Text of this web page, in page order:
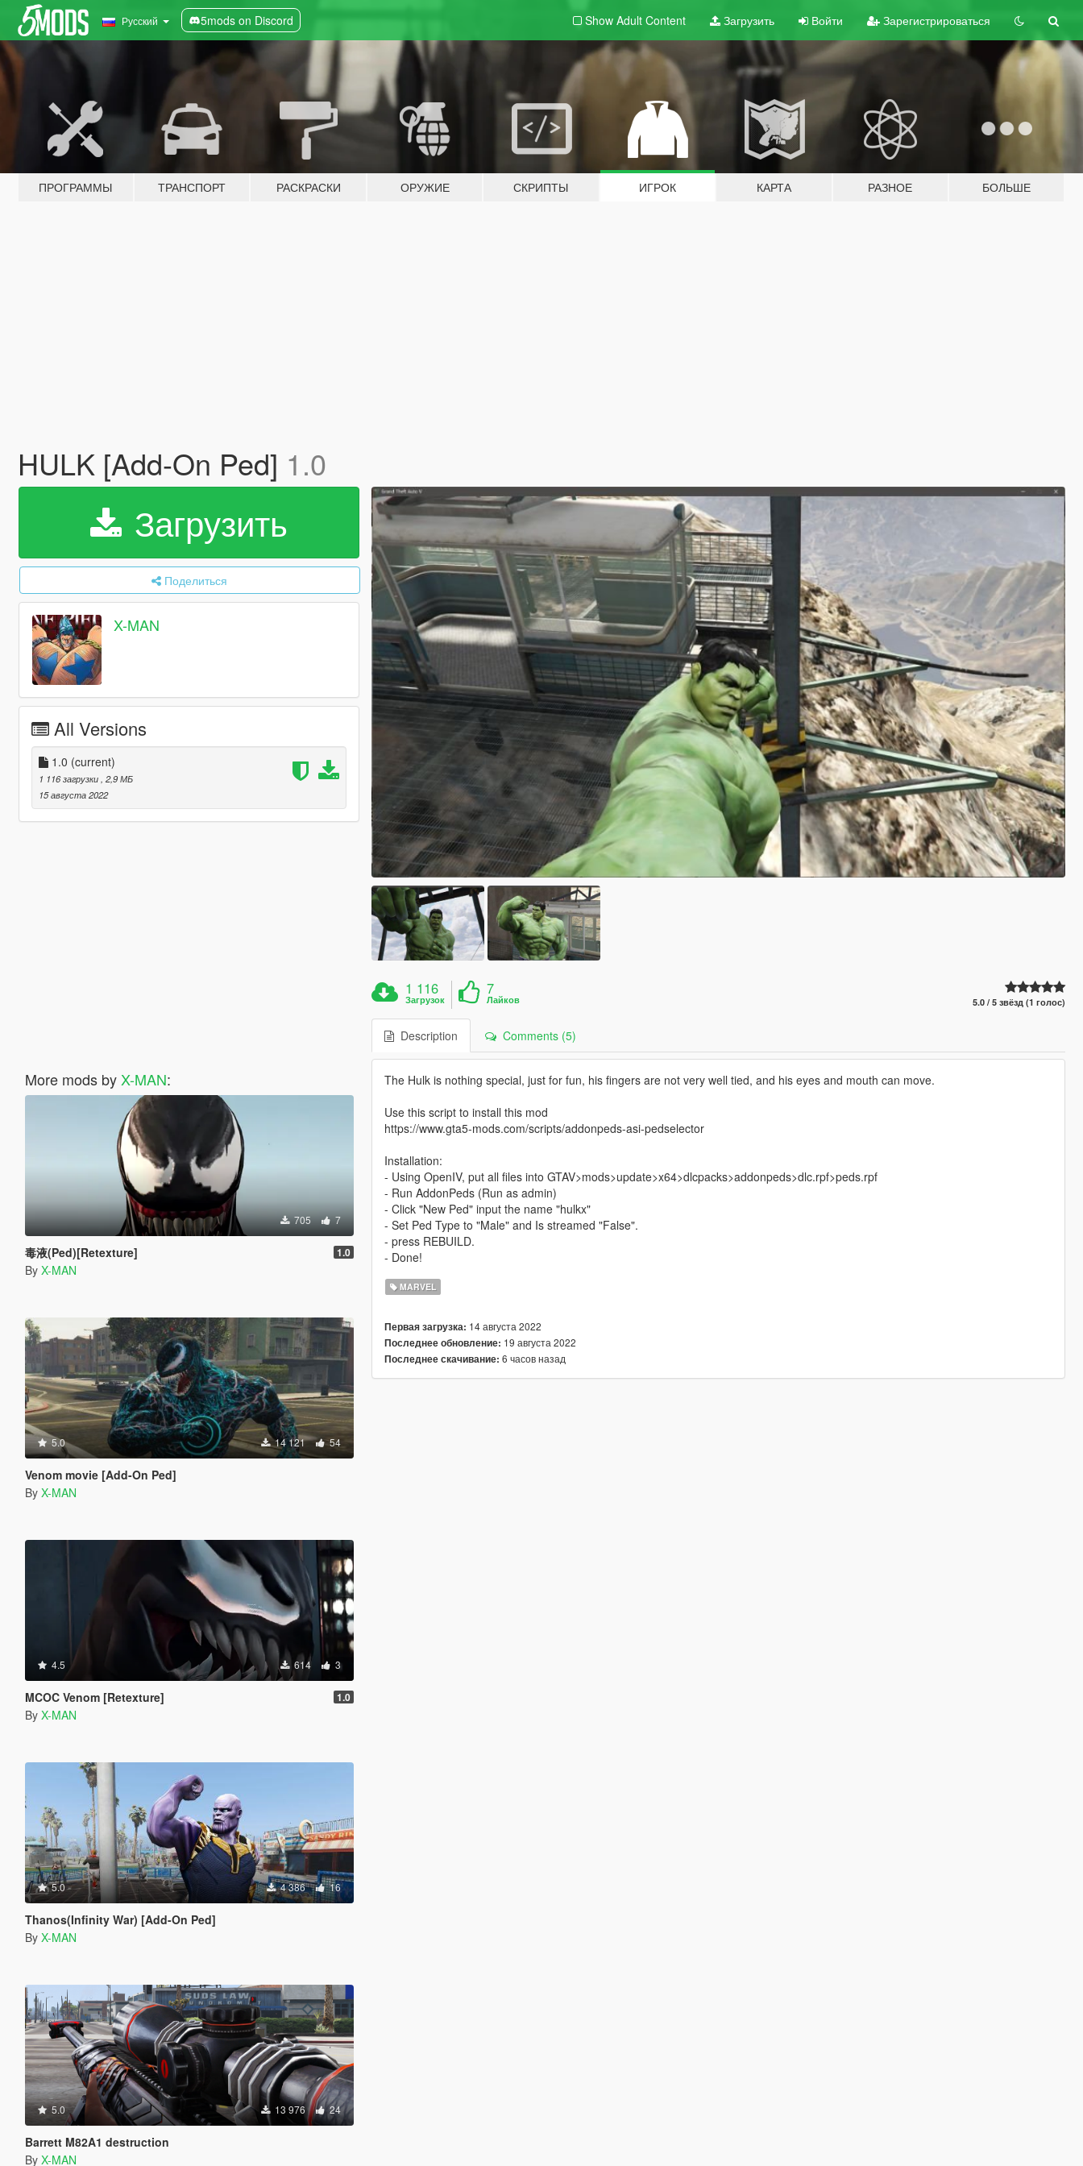
Русский 5mods on Discord Show Adult Content Загрузить Войти Зарегистрироваться
ПРОГРАММЫ ТРАНСПОРТ РАСКРАСКИ ОРУЖИЕ СКРИПТЫ ИГРОК КАРТА РАЗНОЕ БОЛЬШЕ
HULK [Add-On Ped] 1.0
Загрузить
Поделиться
X-MAN
All Versions
1.0 (current)
1 116 загрузки , 2,9 МБ
15 августа 2022
More mods by X-MAN:
705 7
毒液(Ped)[Retexture] 1.0
By X-MAN
5.0 14 121 54
Venom movie [Add-On Ped]
By X-MAN
4.5 614 3
MCOC Venom [Retexture] 1.0
By X-MAN
5.0 4 386 16
Thanos(Infinity War) [Add-On Ped]
By X-MAN
5.0 13 976 24
Barrett M82A1 destruction
By X-MAN
1 116
Загрузок
7
Лайков 5.0 / 5 звёзд (1 голос)
Description Comments (5)
The Hulk is nothing special, just for fun, his fingers are not very well tied, and his eyes and mouth can move.
Use this script to install this mod
https://www.gta5-mods.com/scripts/addonpeds-asi-pedselector
Installation:
- Using OpenIV, put all files into GTAV>mods>update>x64>dlcpacks>addonpeds>dlc.rpf>peds.rpf
- Run AddonPeds (Run as admin)
- Click "New Ped" input the name "hulkx"
- Set Ped Type to "Male" and Is streamed "False".
- press REBUILD.
- Done!
MARVEL
Первая загрузка: 14 августа 2022
Последнее обновление: 19 августа 2022
Последнее скачивание: 6 часов назад